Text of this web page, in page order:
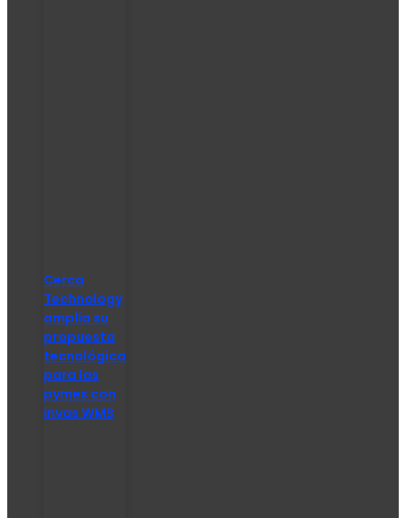
Cerca
Technology
amplía su
propuesta
tecnológica
para las
pymes con
invas WMS